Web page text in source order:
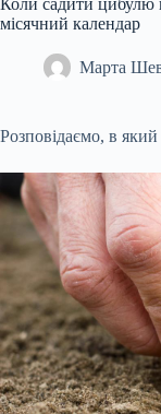
Коли садити цибулю
місячний календар
Марта
Розповідаємо, в